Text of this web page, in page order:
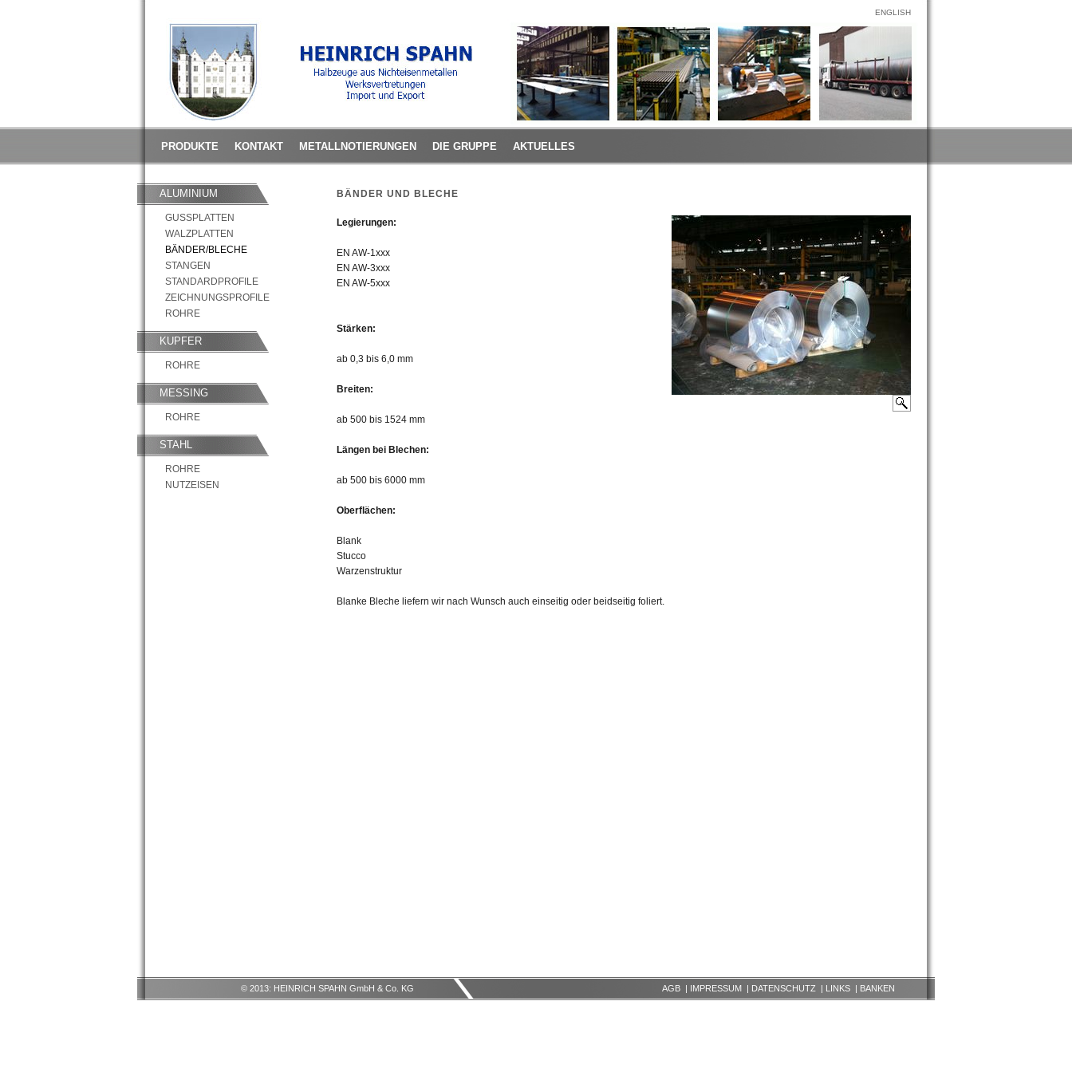
ENGLISH
PRODUKTE KONTAKT METALLNOTIERUNGEN DIE GRUPPE AKTUELLES
ALUMINIUM
GUSSPLATTEN
WALZPLATTEN
BÄNDER/BLECHE
STANGEN
STANDARDPROFILE
ZEICHNUNGSPROFILE
ROHRE
KUPFER
ROHRE
MESSING
ROHRE
STAHL
ROHRE
NUTZEISEN
BÄNDER UND BLECHE
Legierungen:
EN AW-1xxx
EN AW-3xxx
EN AW-5xxx
Stärken:
ab 0,3 bis 6,0 mm
Breiten:
ab 500 bis 1524 mm
Längen bei Blechen:
ab 500 bis 6000 mm
Oberflächen:
Blank
Stucco
Warzenstruktur
Blanke Bleche liefern wir nach Wunsch auch einseitig oder beidseitig foliert.
© 2013: HEINRICH SPAHN GmbH & Co. KG AGB | IMPRESSUM | DATENSCHUTZ | LINKS | BANKEN